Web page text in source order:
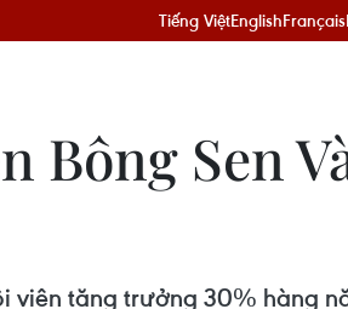
Tiếng ViệtEnglishFrançais
Sen
viên tăng trưởng 30% hàng